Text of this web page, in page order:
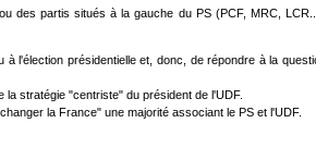
partis situés à la gauche du PS (PCF, MRC,
l'élection présidentielle et, donc, de répondre à la
stratégie "centriste" du président de l'UDF.
la France" une majorité associant le PS et l'UDF.